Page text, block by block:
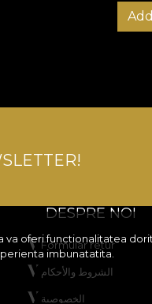
oferi functionalitatea
imbunatatita.
DESPRE NOI
Formular retur
الشروط والأحكام
الخصوصية